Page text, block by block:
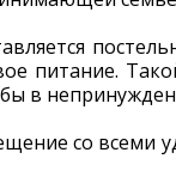
питание.
в
со